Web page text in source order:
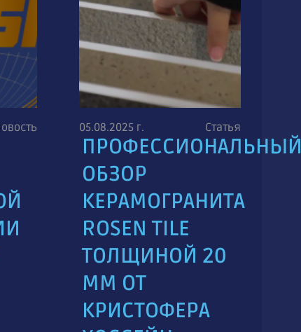
05.08.2025 г. Статья
ПРОФЕССИОНАЛЬНЫЙ
ОБЗОР
КЕРАМОГРАНИТА
ROSEN TILE
ТОЛЩИНОЙ 20
ММ ОТ
КРИСТОФЕРА